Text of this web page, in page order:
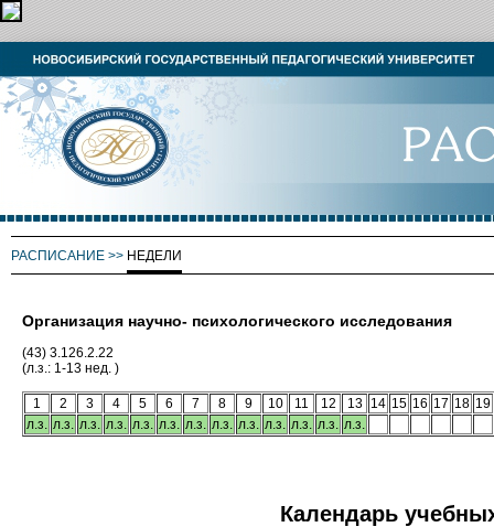
РАСПИСАНИЕ >> НЕДЕЛИ
Организация научно- психологического исследования
(43) 3.126.2.22
(л.з.: 1-13 нед. )
1 2 3 4 5 6 7 8 9 10 11 12 13 14 15 16 17 18 19
л.з. л.з. л.з. л.з. л.з. л.з. л.з. л.з. л.з. л.з. л.з. л.з. л.з.
Календарь